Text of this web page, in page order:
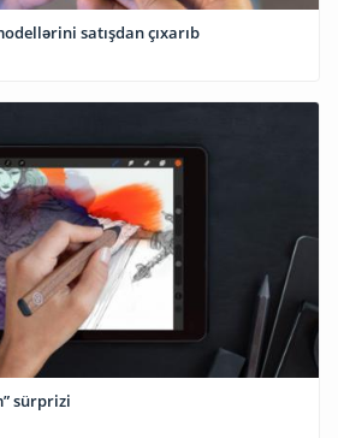
satışdan çıxarıb
sürprizi